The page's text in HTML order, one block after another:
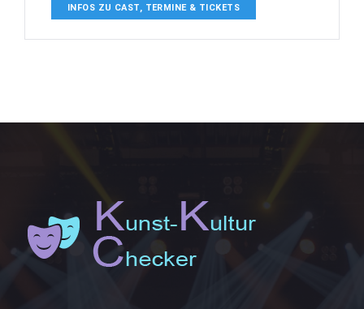
INFOS ZU CAST, TERMINE & TICKETS